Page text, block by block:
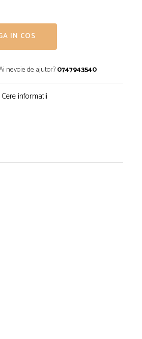
IN COS
nevoie de ajutor?0747943540
Cere informatii